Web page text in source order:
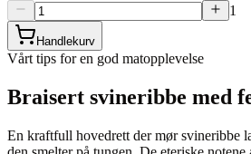
1
Handlekurv
Vårt tips for en god matopplevelse
Braisert svineribbe med
En kraftfull hovedrett der mør svineribbe